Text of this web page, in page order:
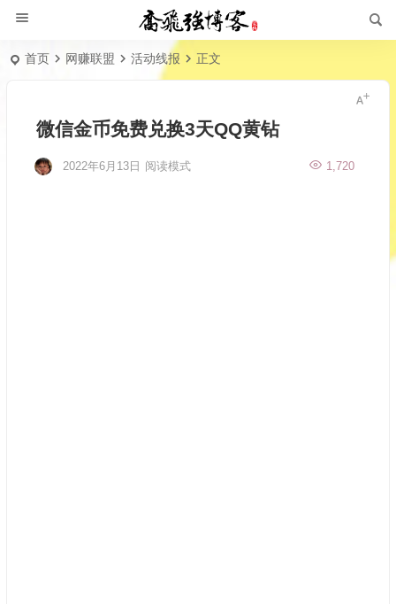
首页 网赚联盟 活动线报 正文
微信金币免费兑换3天QQ黄钻
2022年6月13日 1,720
阅读模式